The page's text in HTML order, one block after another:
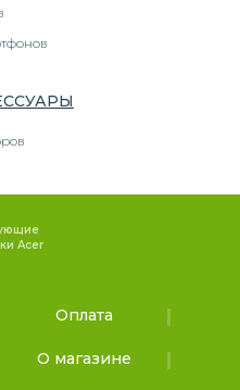
Acer
Оплата
О магазине